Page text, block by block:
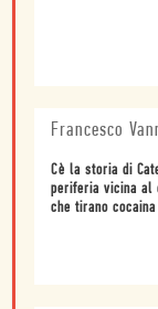
Francesco
Cè la storia di
periferia vicina al
che tirano